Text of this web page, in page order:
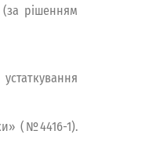
(за рішенням
(№4416-1).